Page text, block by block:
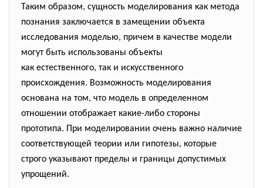
Таким образом, сущность моделирования как метода
познания заключается в замещении объекта
исследования моделью, причем в качестве модели
могут быть использованы объекты
как естественного, так и искусственного
происхождения. Возможность моделирования
основана на том, что модель в определенном
отношении отображает какие-либо стороны
прототипа. При моделировании очень важно наличие
соответствующей теории или гипотезы, которые
строго указывают пределы и границы допустимых
упрощений.